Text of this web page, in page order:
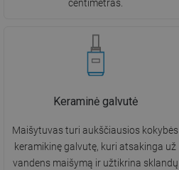
centimetras.
Keraminė galvutė
Maišytuvas turi aukščiausios kokybės
keramikinę galvutę, kuri atsakinga už
vandens maišymą ir užtikrina sklandų